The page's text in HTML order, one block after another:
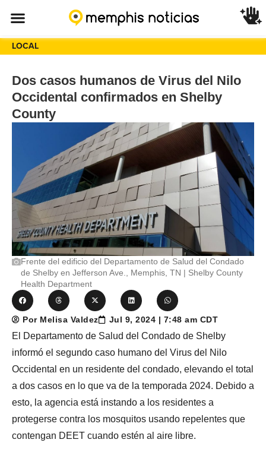
LOCAL
Dos casos humanos de Virus del Nilo
Occidental confirmados en Shelby
County
Frente del edificio del Departamento de Salud del Condado
de Shelby en Jefferson Ave., Memphis, TN | Shelby County
Health Department
Por Melisa Valdez Jul 9, 2024 | 7:48 am CDT
El Departamento de Salud del Condado de Shelby
informó el segundo caso humano del Virus del Nilo
Occidental en un residente del condado, elevando el total
a dos casos en lo que va de la temporada 2024. Debido a
esto, la agencia está instando a los residentes a
protegerse contra los mosquitos usando repelentes que
contengan DEET cuando estén al aire libre.